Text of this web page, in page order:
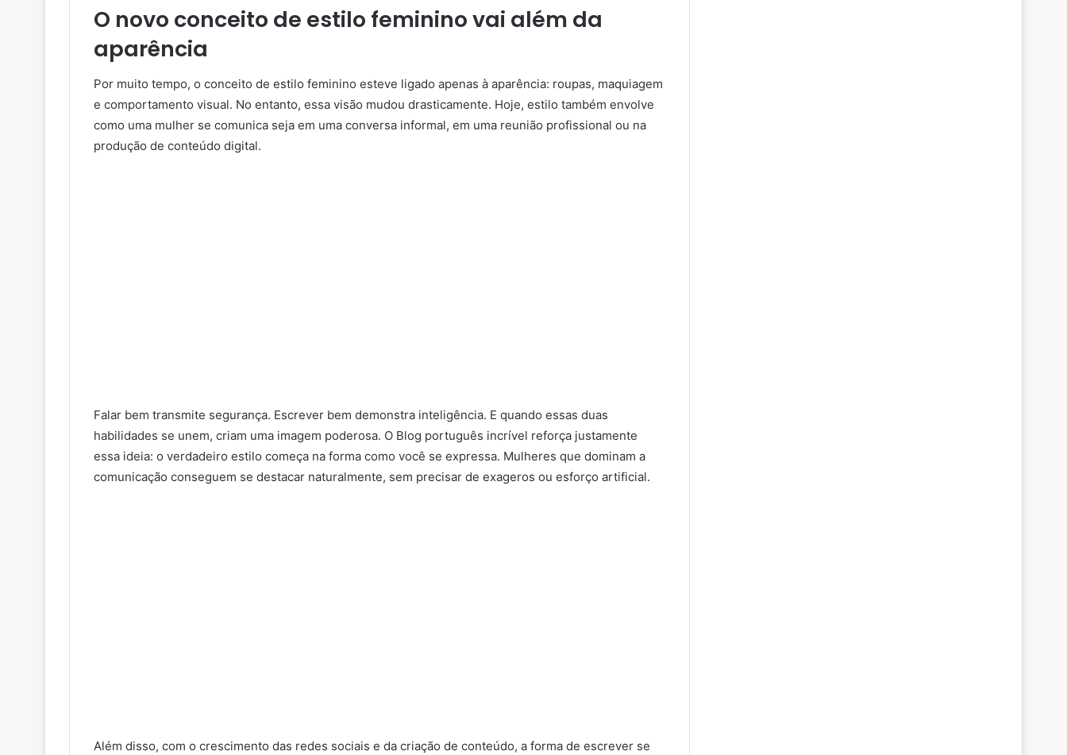
O novo conceito de estilo feminino vai além da
aparência
Por muito tempo, o conceito de estilo feminino esteve ligado apenas à aparência: roupas, maquiagem
e comportamento visual. No entanto, essa visão mudou drasticamente. Hoje, estilo também envolve
como uma mulher se comunica seja em uma conversa informal, em uma reunião profissional ou na
produção de conteúdo digital.
Falar bem transmite segurança. Escrever bem demonstra inteligência. E quando essas duas
habilidades se unem, criam uma imagem poderosa. O Blog português incrível reforça justamente
essa ideia: o verdadeiro estilo começa na forma como você se expressa. Mulheres que dominam a
comunicação conseguem se destacar naturalmente, sem precisar de exageros ou esforço artificial.
Além disso, com o crescimento das redes sociais e da criação de conteúdo, a forma de escrever se